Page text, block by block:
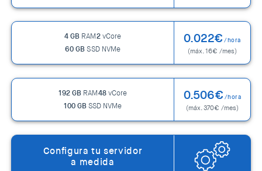
0.022€/hora
(máx. 16€ /mes)
4 GB RAM2vCore
60 GBSSD NVMe
0.506€ /hora
(máx. 370€ /mes)
192 GB RAM48vCore
100 GBSSD NVMe
Configura tu servidor
a medida